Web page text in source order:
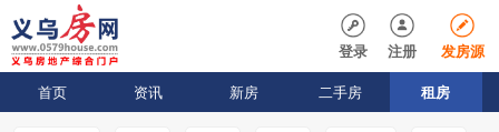
发房源
注册
登录
首页 资讯 新房 二手房 租房